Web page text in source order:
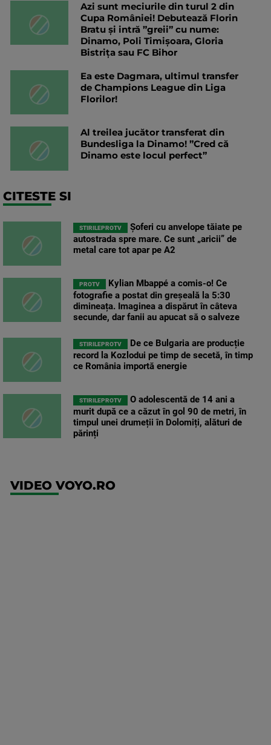
Azi sunt meciurile din turul 2 din
Cupa României! Debutează Florin
Bratu și intră ”greii” cu nume:
Dinamo, Poli Timișoara, Gloria
Bistrița sau FC Bihor
Ea este Dagmara, ultimul transfer
de Champions League din Liga
Florilor!
Al treilea jucător transferat din
Bundesliga la Dinamo! ”Cred că
Dinamo este locul perfect”
CITESTE SI
STIRILEPROTV
Șoferi cu anvelope tăiate pe
autostrada spre mare. Ce sunt „aricii” de
metal care tot apar pe A2
PROTV
Kylian Mbappé a comis-o! Ce
fotografie a postat din greșeală la 5:30
dimineața. Imaginea a dispărut în câteva
secunde, dar fanii au apucat să o salveze
STIRILEPROTV
De ce Bulgaria are producție
record la Kozlodui pe timp de secetă, în timp
ce România importă energie
STIRILEPROTV
O adolescentă de 14 ani a
murit după ce a căzut în gol 90 de metri, în
timpul unei drumeții în Dolomiți, alături de
părinți
VIDEO VOYO.RO